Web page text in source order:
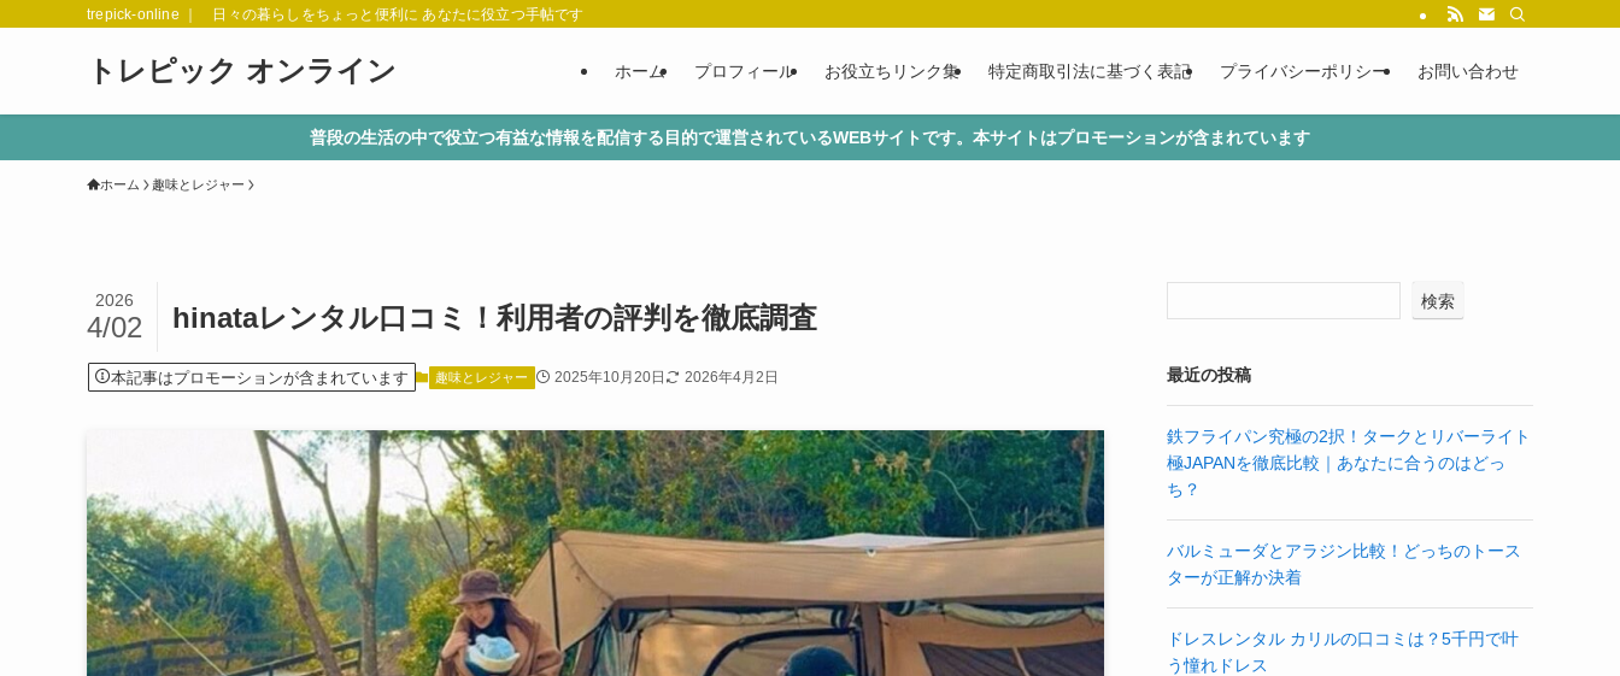
trepick-online ｜ 日々の暮らしをちょっと便利に あなたに役立つ手帖です
トレピック オンライン ホーム プロフィール お役立ちリンク集 特定商取引法に基づく表記 プライバシーポリシー お問い合わせ
普段の生活の中で役立つ有益な情報を配信する目的で運営されているWEBサイトです。本サイトはプロモーションが含まれています
ホーム 趣味とレジャー
hinataレンタル口コミ！利用者の評判を徹底調査
2026
4/02
本記事はプロモーションが含まれています 趣味とレジャー 2025年10月20日 2026年4月2日
検索
最近の投稿
鉄フライパン究極の2択！タークとリバーライト
極JAPANを徹底比較｜あなたに合うのはどっ
ち？
バルミューダとアラジン比較！どっちのトース
ターが正解か決着
ドレスレンタル カリルの口コミは？5千円で叶
う憧れドレス